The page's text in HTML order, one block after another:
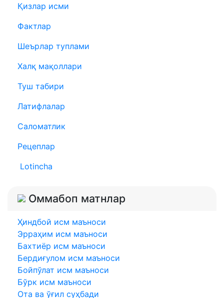
Қизлар исми
Фактлар
Шеърлар туплами
Халқ мақоллари
Туш табири
Латифлалар
Саломатлик
Рецеплар
Lotincha
Оммабоп матнлар
Ҳиндбой исм маъноси
Эрраҳим исм маъноси
Бахтиёр исм маъноси
Бердиғулом исм маъноси
Бойпўлат исм маъноси
Бўрк исм маъноси
Ота ва ўғил суҳбади